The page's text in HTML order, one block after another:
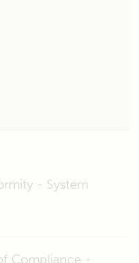
- System
Compliance -